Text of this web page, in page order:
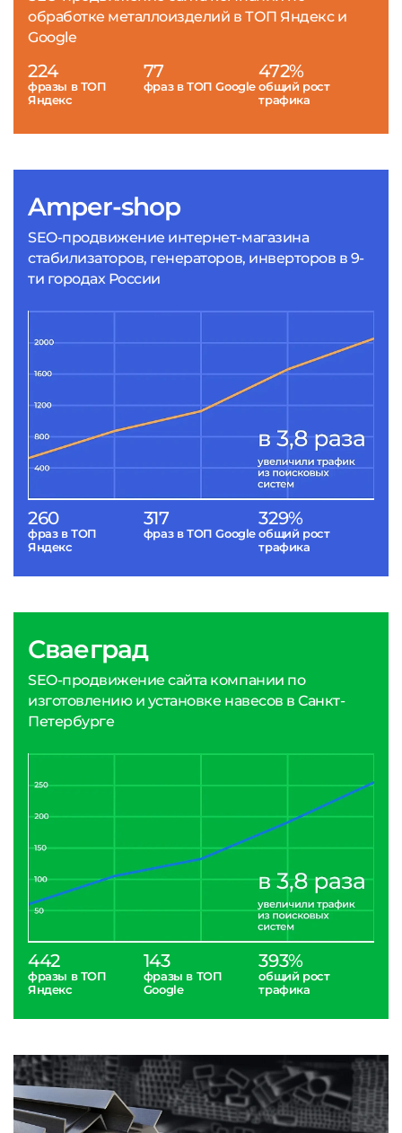
Amper-shop
SEO-продвижение интернет-магазина
стабилизаторов, генераторов, инверторов в 9-
ти городах России
260
фраз в ТОП
Яндекс
317
фраз в ТОП Google
329%
общий рост
трафика
обработке металлоизделий в ТОП Яндекс и
Google
224
фразы в ТОП
Яндекс
77
фраз в ТОП Google
472%
общий рост
трафика
Сваеград
SEO-продвижение сайта компании по
изготовлению и установке навесов в Санкт-
Петербурге
442
фразы в ТОП
Яндекс
143
фразы в ТОП
Google
393%
общий рост
трафика